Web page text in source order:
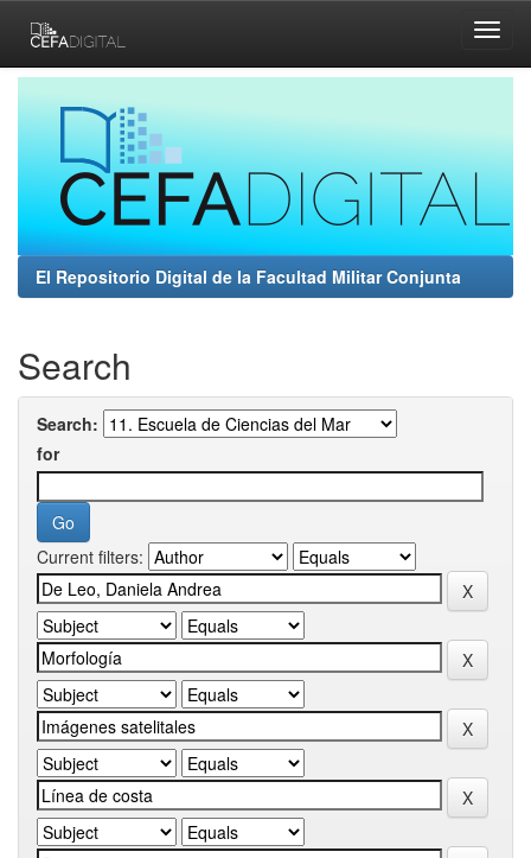
navigation
El Repositorio Digital de la Facultad Militar Conjunta
Search
Search:
for
Current filters: